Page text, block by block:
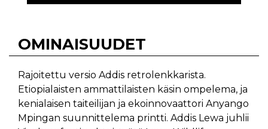
OMINAISUUDET
Rajoitettu versio Addis retrolenkkarista.
Etiopialaisten ammattilaisten käsin ompelema, ja
kenialaisen taiteilijan ja ekoinnovaattori Anyango
Mpingan suunnittelema printti. Addis Lewa juhlii